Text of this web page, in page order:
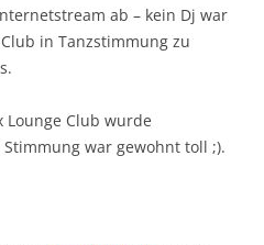
ab – kein Dj war
in Tanzstimmung zu
Lounge Club wurde
war gewohnt toll ;).